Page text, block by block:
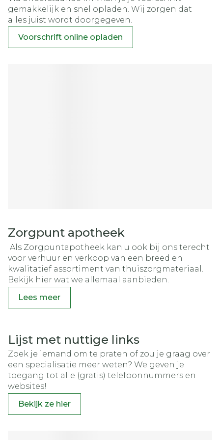
gemakkelijk en snel opladen. Wij zorgen dat
alles juist wordt doorgegeven.
Voorschrift online opladen
Zorgpunt apotheek
Als Zorgpuntapotheek kan u ook bij ons terecht
voor verhuur en verkoop van een breed en
kwalitatief assortiment van thuiszorgmateriaal.
Bekijk hier wat we allemaal aanbieden.
Lees meer
Lijst met nuttige links
Zoek je iemand om te praten of zou je graag over
een specialisatie meer weten? We geven je
toegang tot alle (gratis) telefoonnummers en
websites!
Bekijk ze hier